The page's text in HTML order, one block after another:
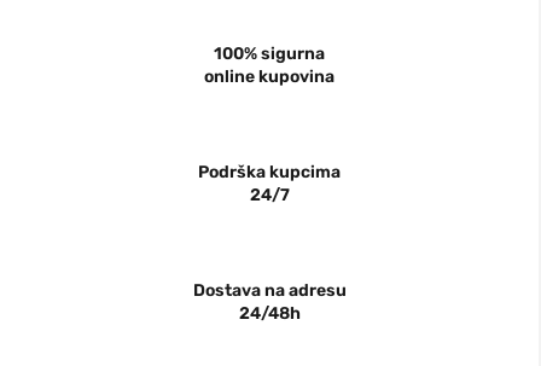
100% sigurna
online kupovina
Podrška kupcima
24/7
Dostava na adresu
24/48h